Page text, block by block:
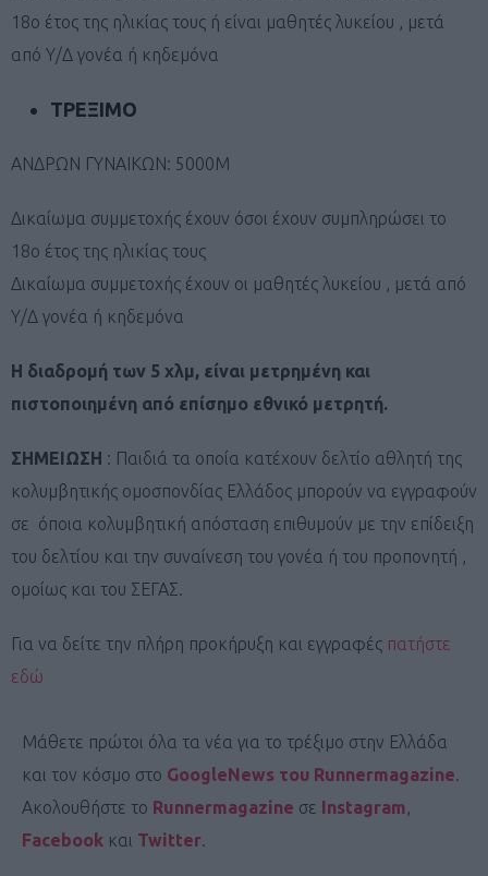
18ο έτος της ηλικίας τους ή είναι μαθητές λυκείου , μετά
από Υ/Δ γονέα ή κηδεμόνα
ΤΡΕΞΙΜΟ
ΑΝΔΡΩΝ ΓΥΝΑΙΚΩΝ: 5000Μ
Δικαίωμα συμμετοχής έχουν όσοι έχουν συμπληρώσει το
18ο έτος της ηλικίας τους
Δικαίωμα συμμετοχής έχουν οι μαθητές λυκείου , μετά από
Υ/Δ γονέα ή κηδεμόνα
Η διαδρομή των 5 χλμ, είναι μετρημένη και
πιστοποιημένη από επίσημο εθνικό μετρητή.
ΣΗΜΕΙΩΣΗ : Παιδιά τα οποία κατέχουν δελτίο αθλητή της
κολυμβητικής ομοσπονδίας Ελλάδος μπορούν να εγγραφούν
σε όποια κολυμβητική απόσταση επιθυμούν με την επίδειξη
του δελτίου και την συναίνεση του γονέα ή του προπονητή ,
ομοίως και του ΣΕΓΑΣ.
Για να δείτε την πλήρη προκήρυξη και εγγραφές πατήστε
εδώ
Μάθετε πρώτοι όλα τα νέα για το τρέξιμο στην Ελλάδα
και τον κόσμο στο GoogleNews του Runnermagazine.
Ακολουθήστε το Runnermagazine σε Instagram,
Facebook και Twitter.